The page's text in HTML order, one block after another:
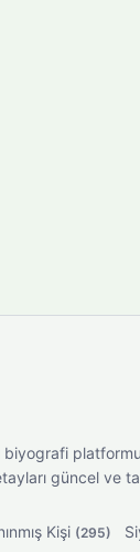
biyografi
güncel ve
Kişi (295)